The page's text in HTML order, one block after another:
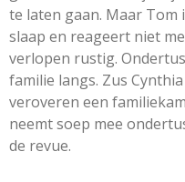
te laten gaan. Maar Tom
slaap en reageert niet
verlopen rustig.
familie langs. Zus
veroveren een
neemt soep mee
de revue.